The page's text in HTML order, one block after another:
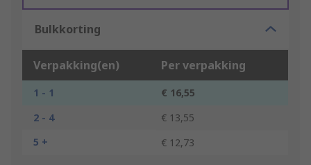
Bulkkorting
Verpakking(en) Per verpakking
1 - 1
€ 16,55
2 - 4
€ 13,55
5 +
€ 12,73